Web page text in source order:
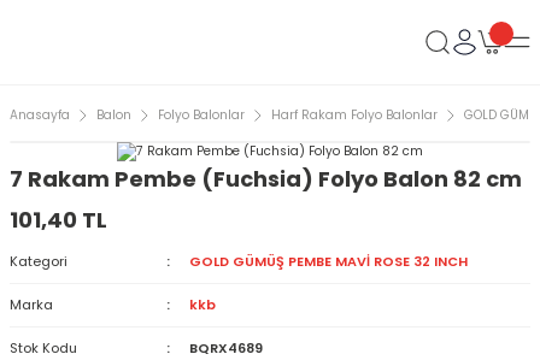
Anasayfa Balon Folyo Balonlar Harf Rakam Folyo Balonlar GOLD
7 Rakam Pembe (Fuchsia) Folyo Balon 82 cm
101,40 TL
Kategori GOLD GÜMÜŞ PEMBE MAVİ ROSE 32 INCH
Marka kkb
Stok Kodu BQRX4689